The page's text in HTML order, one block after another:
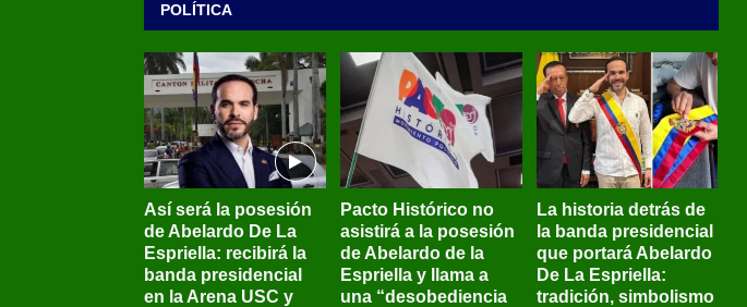
POLÍTICA
Así será la posesión
de Abelardo De La
Espriella: recibirá la
banda presidencial
en la Arena USC y
Pacto Histórico no
asistirá a la posesión
de Abelardo de la
Espriella y llama a
una “desobediencia
La historia detrás de
la banda presidencial
que portará Abelardo
De La Espriella:
tradición, simbolismo